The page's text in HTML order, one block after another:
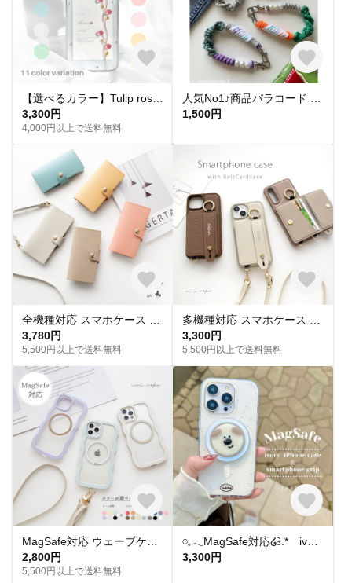
3,300円
4,000円以上で送料無料
1,500円
3,780円
5,500円以上で送料無料
3,300円
5,500円以上で送料無料
2,800円
5,500円以上で送料無料
3,300円